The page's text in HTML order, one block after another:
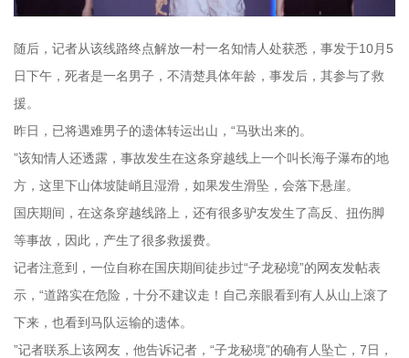
随后，记者从该线路终点解放一村一名知情人处获悉，事发于10月5
日下午，死者是一名男子，不清楚具体年龄，事发后，其参与了救
援。
昨日，已将遇难男子的遗体转运出山，“马驮出来的。
”该知情人还透露，事故发生在这条穿越线上一个叫长海子瀑布的地
方，这里下山体坡陡峭且湿滑，如果发生滑坠，会落下悬崖。
国庆期间，在这条穿越线路上，还有很多驴友发生了高反、扭伤脚
等事故，因此，产生了很多救援费。
记者注意到，一位自称在国庆期间徒步过“子龙秘境”的网友发帖表
示，“道路实在危险，十分不建议走！自己亲眼看到有人从山上滚了
下来，也看到马队运输的遗体。
”记者联系上该网友，他告诉记者，“子龙秘境”的确有人坠亡，7日，